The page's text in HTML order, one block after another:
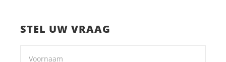
STEL UW VRAAG